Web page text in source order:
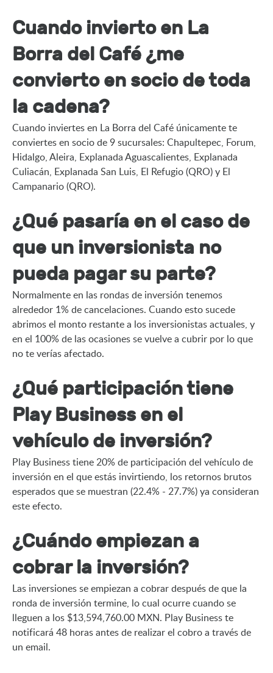
Cuando invierto en La
Borra del Café ¿me
convierto en socio de toda
la cadena?
Cuando inviertes en La Borra del Café únicamente te
conviertes en socio de 9 sucursales: Chapultepec, Forum,
Hidalgo, Aleira, Explanada Aguascalientes, Explanada
Culiacán, Explanada San Luis, El Refugio (QRO) y El
Campanario (QRO).
¿Qué pasaría en el caso de
que un inversionista no
pueda pagar su parte?
Normalmente en las rondas de inversión tenemos
alrededor 1% de cancelaciones. Cuando esto sucede
abrimos el monto restante a los inversionistas actuales, y
en el 100% de las ocasiones se vuelve a cubrir por lo que
no te verías afectado.
¿Qué participación tiene
Play Business en el
vehículo de inversión?
Play Business tiene 20% de participación del vehículo de
inversión en el que estás invirtiendo, los retornos brutos
esperados que se muestran (22.4% - 27.7%) ya consideran
este efecto.
¿Cuándo empiezan a
cobrar la inversión?
Las inversiones se empiezan a cobrar después de que la
ronda de inversión termine, lo cual ocurre cuando se
lleguen a los $13,594,760.00 MXN. Play Business te
notificará 48 horas antes de realizar el cobro a través de
un email.